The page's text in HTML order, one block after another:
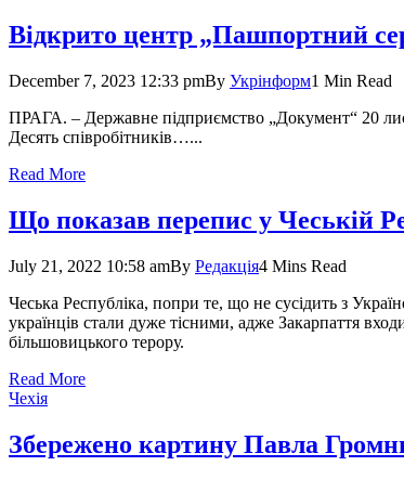
Відкрито центр „Пашпортний
December 7, 2023 12:33 pmBy Укрінформ1 Min Read
ПРАГА. – Державне підприємство „Документ“ 20
Десять співробітників…...
Read More
Що показав перепис у Чеській
July 21, 2022 10:58 amBy Редакція4 Mins Read
Чеська Республіка, попри те, що не сусідить з
українців стали дуже тісними, адже Закарпаття
більшовицького терору.
Read More
Чехія
Збережено картину Павла